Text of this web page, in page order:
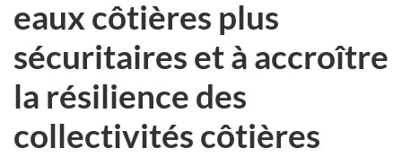
eaux côtières plus
sécuritaires et à accroître
la résilience des
collectivités côtières